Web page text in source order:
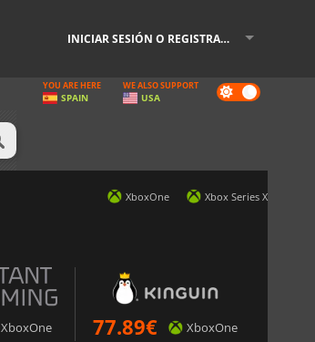
INICIAR SESIÓN O REGISTRARSE
Dark
mode
YOU ARE HERE
SPAIN
WE ALSO SUPPORT
USA
XboxOne Xbox Series X
XboxOne 77.89€ XboxOne